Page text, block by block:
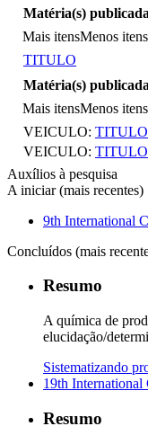
Matéria(s)
Mais itensMenos itens
TITULO
Matéria(s)
Mais itensMenos itens
VEICULO: TITULO
VEICULO: TITULO
Auxílios à pesquisa
A iniciar (mais recentes)
9th International
Concluídos (mais
Resumo
A química de
elucidação/
Sistematizando
19th
Resumo